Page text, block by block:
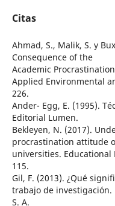
Citas
Ahmad, S., Malik, S. y
Consequence of the
Academic
Applied Environmental
226.
Ander- Egg, E. (1995).
Editorial Lumen.
Bekleyen, N. (2017).
procrastination attitude
universities. Educational
115.
Gil, F. (2013). ¿Qué
trabajo de investigación.
S. A.